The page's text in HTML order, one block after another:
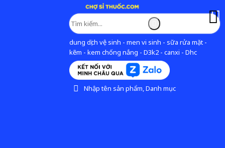
dung dịch vệ sinh - men vi sinh - sữa rửa mặt -
kẽm - kem chống nắng - D3k2 - canxi - Dhc
Nhập tên sản phẩm, Danh mục